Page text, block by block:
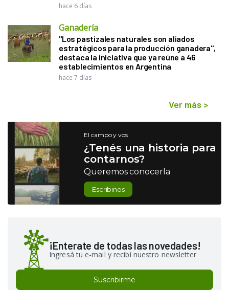
hace 6 días
Ganadería
"Los pastizales naturales son aliados
estratégicos para la producción ganadera",
destaca la iniciativa que ya reúne a 46
establecimientos en Argentina
hace 7 días
Ver más >
El campo y vos
¿Tenés una historia para
contarnos?
Queremos conocerla
Escribinos
¡Enterate de todas las novedades!
Ingresá tu e-mail y recibí nuestro newsletter
Suscribirme